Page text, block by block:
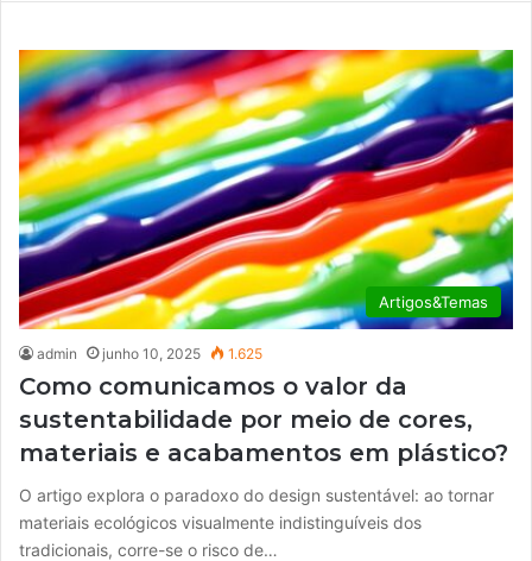
Artigos&Temas
admin junho 10, 2025 1.625
Como comunicamos o valor da
sustentabilidade por meio de cores,
materiais e acabamentos em plástico?
O artigo explora o paradoxo do design sustentável: ao tornar
materiais ecológicos visualmente indistinguíveis dos
tradicionais, corre-se o risco de…